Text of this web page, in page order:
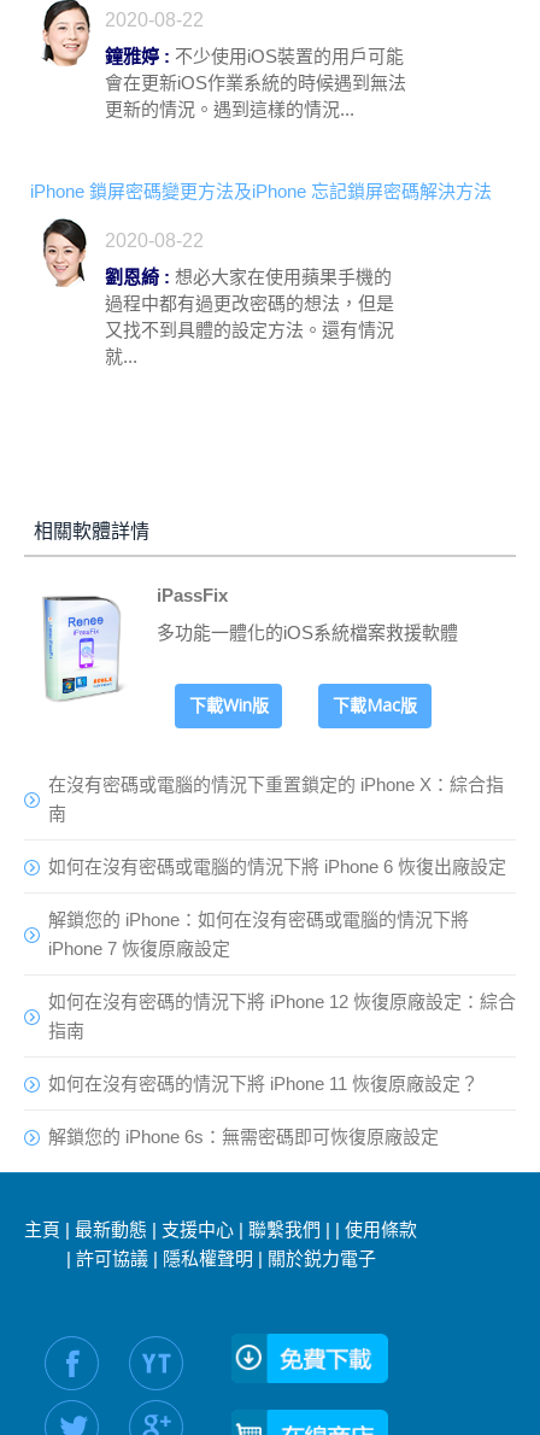
2020-08-22
鐘雅婷 : 不少使用iOS裝置的用戶可能
會在更新iOS作業系統的時候遇到無法
更新的情況。遇到這樣的情況...
iPhone 鎖屏密碼變更方法及iPhone 忘記鎖屏密碼解決方法
2020-08-22
劉恩綺 : 想必大家在使用蘋果手機的
過程中都有過更改密碼的想法，但是
又找不到具體的設定方法。還有情況
就...
相關軟體詳情
iPassFix
多功能一體化的iOS系統檔案救援軟體
下載Win版 下載Mac版
在沒有密碼或電腦的情況下重置鎖定的 iPhone X：綜合指
南
如何在沒有密碼或電腦的情況下將 iPhone 6 恢復出廠設定
解鎖您的 iPhone：如何在沒有密碼或電腦的情況下將
iPhone 7 恢復原廠設定
如何在沒有密碼的情況下將 iPhone 12 恢復原廠設定：綜合
指南
如何在沒有密碼的情況下將 iPhone 11 恢復原廠設定？
解鎖您的 iPhone 6s：無需密碼即可恢復原廠設定
主頁 |最新動態 | 支援中心 |聯繫我們 | |使用條款
| 許可協議| 隱私權聲明 | 關於鋭力電子
社交媒體信息：